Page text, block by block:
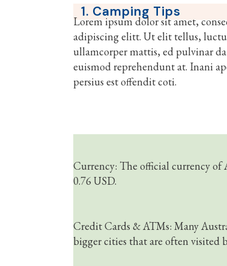
1. Camping Tips
Lorem ipsum dolor sit amet,
adipiscing elitt. Ut elit tellus,
ullamcorper mattis, ed pulvinar
euismod reprehendunt at. Inani
persius est offendit coti.
Currency: The official currency
0.76 USD.
Credit Cards & ATMs: Many
bigger cities that are often visited